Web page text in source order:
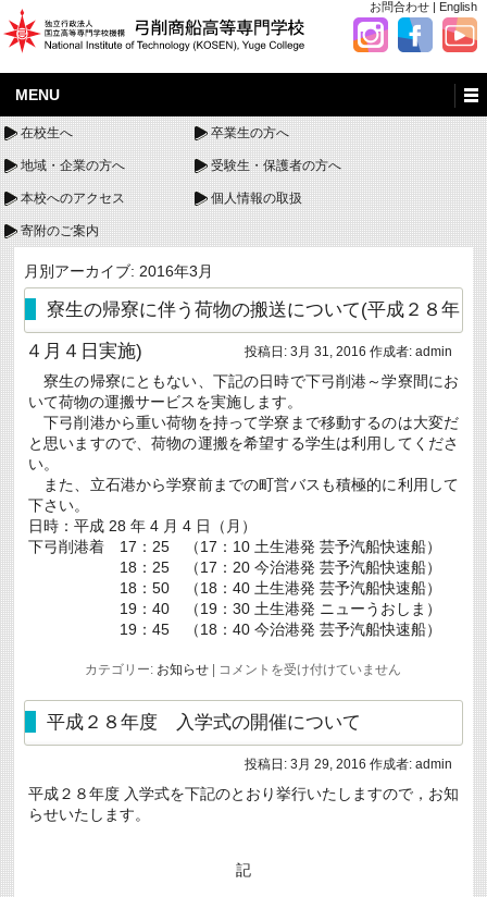
お問合わせ | English
MENU
在校生へ 卒業生の方へ
地域・企業の方へ 受験生・保護者の方へ
本校へのアクセス 個人情報の取扱
寄附のご案内
月別アーカイブ: 2016年3月
寮生の帰寮に伴う荷物の搬送について(平成２８年
４月４日実施)
投稿日: 3月 31, 2016 作成者: admin
寮生の帰寮にともない、下記の日時で下弓削港～学寮間にお
いて荷物の運搬サービスを実施します。
下弓削港から重い荷物を持って学寮まで移動するのは大変だ
と思いますので、荷物の運搬を希望する学生は利用してくださ
い。
また、立石港から学寮前までの町営バスも積極的に利用して
下さい。
日時：平成 28 年 4 月 4 日（月）
下弓削港着 17：25 （17：10 土生港発 芸予汽船快速船）
18：25 （17：20 今治港発 芸予汽船快速船）
18：50 （18：40 土生港発 芸予汽船快速船）
19：40 （19：30 土生港発 ニューうおしま）
19：45 （18：40 今治港発 芸予汽船快速船）
カテゴリー: お知らせ
寮
の
帰
寮
に
荷
コメントを受け付けていません
平成２８年度 入学式の開催について
投稿日: 3月 29, 2016 作成者: admin
平成２８年度 入学式を下記のとおり挙行いたしますので，お知
らせいたします。
記